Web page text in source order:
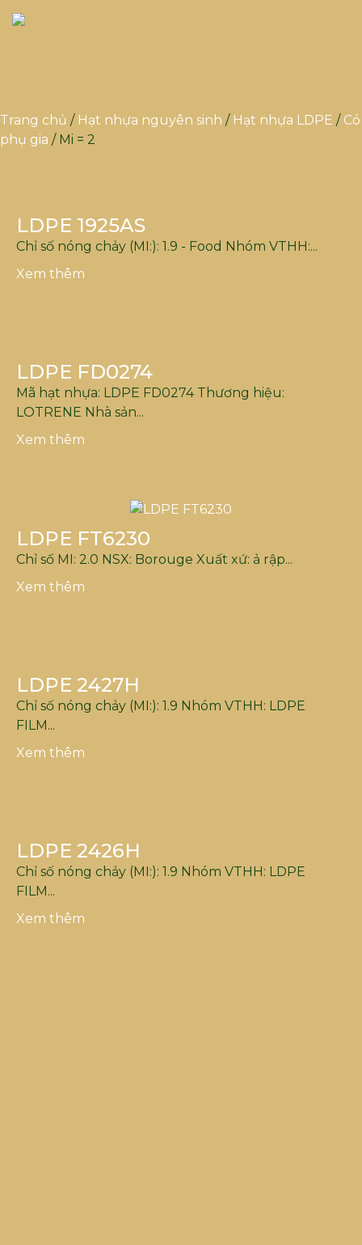
Trang chủ / Hạt nhựa nguyên sinh / Hạt nhựa LDPE / Có
phụ gia / Mi = 2
LDPE 1925AS
Chỉ số nóng chảy (MI:): 1.9 - Food Nhóm VTHH:...
Xem thêm
LDPE FD0274
Mã hạt nhựa: LDPE FD0274 Thương hiệu:
LOTRENE Nhà sản...
Xem thêm
LDPE FT6230
Chỉ số MI: 2.0 NSX: Borouge Xuất xứ: ả rập...
Xem thêm
LDPE 2427H
Chỉ số nóng chảy (MI:): 1.9 Nhóm VTHH: LDPE
FILM...
Xem thêm
LDPE 2426H
Chỉ số nóng chảy (MI:): 1.9 Nhóm VTHH: LDPE
FILM...
Xem thêm